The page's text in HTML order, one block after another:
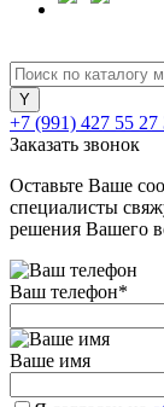
+7 (991) 427 55 27
Заказать звонок
Оставьте Ваше
специалисты
решения Вашего
Ваш телефон*
Ваше имя
Сегодня
25%
в
25%